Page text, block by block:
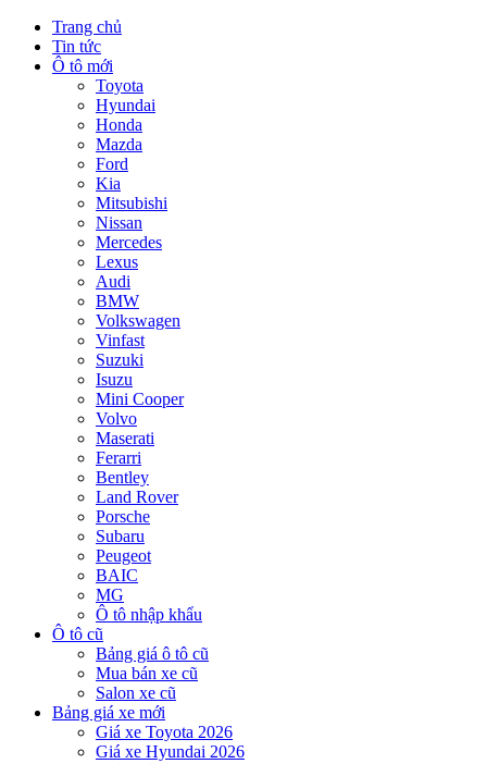
Trang chủ
Tin tức
Ô tô mới
Toyota
Hyundai
Honda
Mazda
Ford
Kia
Mitsubishi
Nissan
Mercedes
Lexus
Audi
BMW
Volkswagen
Vinfast
Suzuki
Isuzu
Mini Cooper
Volvo
Maserati
Ferarri
Bentley
Land Rover
Porsche
Subaru
Peugeot
BAIC
MG
Ô tô nhập khẩu
Ô tô cũ
Bảng giá ô tô cũ
Mua bán xe cũ
Salon xe cũ
Bảng giá xe mới
Giá xe Toyota 2026
Giá xe Hyundai 2026